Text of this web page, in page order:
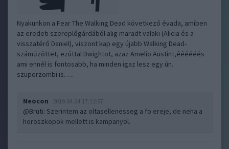
Nyakunkon a Fear The Walking Dead következő évada, amiben
az eredeti szereplőgárdából alig maradt valaki (Alicia és a
visszatérő Daniel), viszont kap egy újabb Walking Dead-
száműzöttet, ezúttal Dwightot, azaz Amelio Austint,éééééés
ami ennél is fontosabb, ha minden igaz lesz egy ún.
szuperzombi is…..
Neocon 2019.04.24 17:12:57
@Bruti: Szerintem az oltasellenesseg a fo ereje, de neha a
horoszkopok mellett is kampanyol.